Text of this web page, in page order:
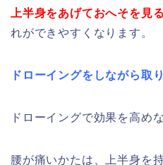
上半身をあげておへそを見
れができやすくなります。
ドローイングをしながら取
ドローイングで効果を高め
腰が痛いかたは、上半身を